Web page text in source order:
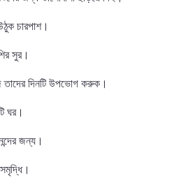
চারপাশ।
সুর।
তাদের দিনটি উপভোগ করুক।
ঘর।
জন্য।